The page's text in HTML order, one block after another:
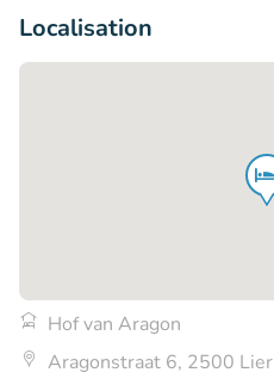
Localisation
Hof van Aragon
Aragonstraat 6, 2500 Lier